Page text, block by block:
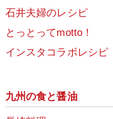
石井夫婦のレシピ
とっとってmotto！
インスタコラボレシピ
九州の食と醤油